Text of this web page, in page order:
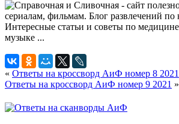
« Ответы на кроссворд АиФ номер 8 2021
Ответы на кроссворд АиФ номер 9 2021 »